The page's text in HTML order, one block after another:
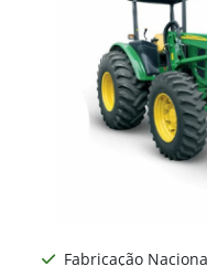
Fabricação